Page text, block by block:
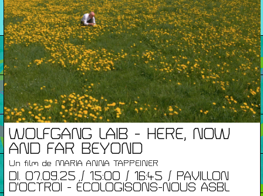
WOLFGANG LAIB - HERE, NOW
AND FAR BEYOND
Un film de MARIA ANNA TAPPEINER
DI. 07.09.25 / 15:00 / 16:45 / PAVILLON
D'OCTROI - ÉCOLOGISONS-NOUS ASBL
26/27
RENCONTRES
Agenda
Expositions
Éditions
Artists Print